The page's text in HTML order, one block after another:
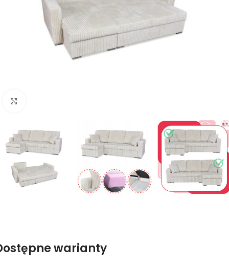
warianty